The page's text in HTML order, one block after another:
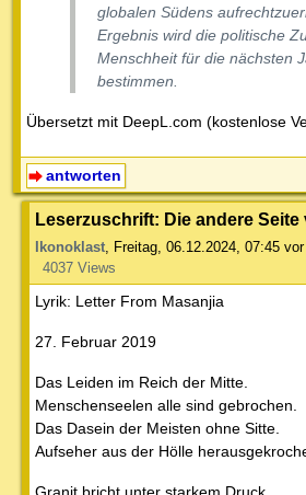
globalen Südens
Ergebnis wird die politische
Menschheit für die nächsten
bestimmen.
Übersetzt mit DeepL.com (kostenlose
antworten
Leserzuschrift: Die andere Seite
Ikonoklast, Freitag, 06.12.2024, 07:45
4037 Views
Lyrik: Letter From Masanjia
27. Februar 2019
Das Leiden im Reich der Mitte.
Menschenseelen alle sind gebrochen.
Das Dasein der Meisten ohne Sitte.
Aufseher aus der Hölle